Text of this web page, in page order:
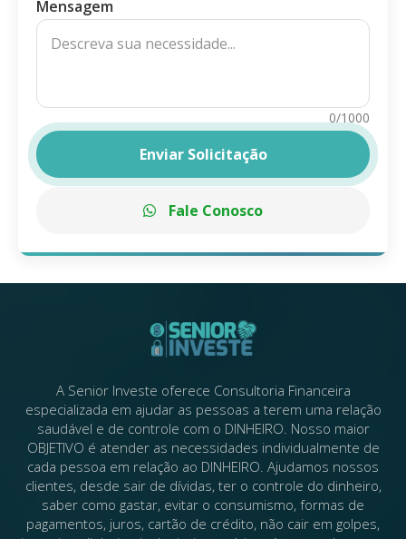
Mensagem
0/1000
Enviar Solicitação
Fale Conosco
A Senior Investe oferece Consultoria Financeira
especializada em ajudar as pessoas a terem uma relação
saudável e de controle com o DINHEIRO. ​Nosso maior
OBJETIVO é atender as necessidades individualmente de
cada pessoa em relação ao DINHEIRO.​ Ajudamos nossos
clientes, desde sair de dívidas, ter o controle do dinheiro,
saber como gastar, evitar o consumismo, formas de
pagamentos, juros, cartão de crédito, não cair em golpes,